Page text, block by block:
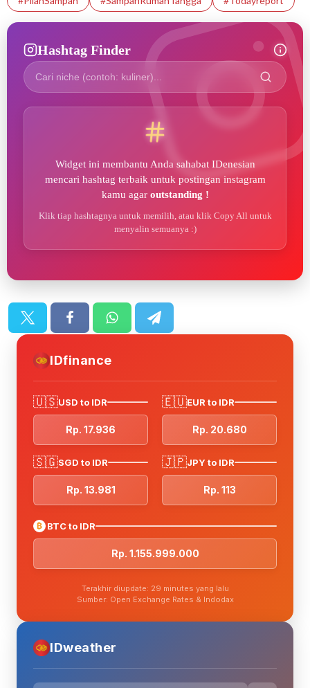
Hashtag Finder
Widget ini membantu Anda sahabat IDenesian
mencari hashtag terbaik untuk postingan instagram
kamu agar outstanding !
Klik tiap hashtagnya untuk memilih, atau klik Copy All untuk
menyalin semuanya :)
IDfinance
🇺🇸USD to IDR
Rp. 17.936
🇪🇺EUR to IDR
Rp. 20.680
🇸🇬SGD to IDR
Rp. 13.981
🇯🇵JPY to IDR
Rp. 113
₿ BTC to IDR
Rp. 1.155.999.000
Terakhir diupdate: 29 minutes yang lalu
Sumber: Open Exchange Rates & Indodax
IDweather